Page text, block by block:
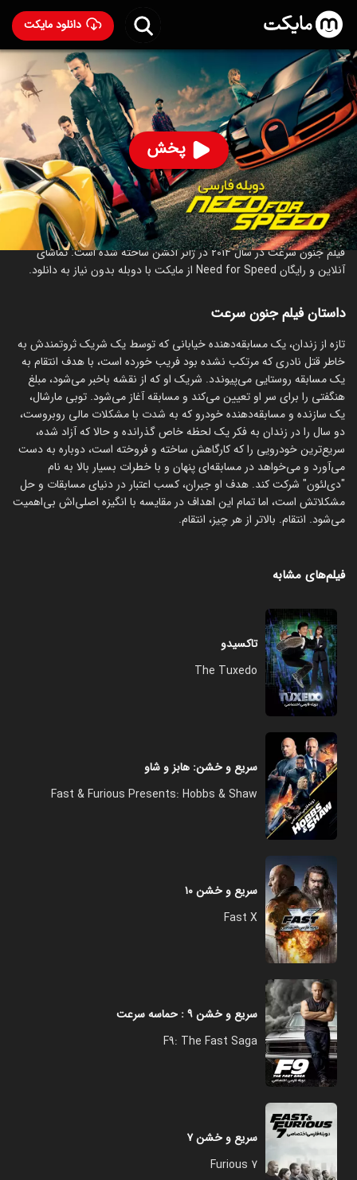
دانلود مایکت
پخش
فیلم جنون سرعت با دوبله فارسی- Need for Speed 2014
۱,۲۷۸ 95 ۶.۴
ساخت آمریکا سال 2014
رده سنی ۱۳+
اکشن
جنایی
درباره فیلم جنون سرعت
فیلم جنون سرعت در سال 2014 در ژانر اکشن ساخته شده است. تماشای
آنلاین و رایگان Need for Speed از مایکت با دوبله بدون نیاز به دانلود.
داستان فیلم جنون سرعت
تازہ از زندان، یک مسابقه‌دهنده خیابانی که توسط یک شریک ثروتمندش به
خاطر قتل نادری که مرتکب نشده بود فریب خورده است، با هدف انتقام به
یک مسابقه روستایی می‌پیوندد. شریک او که از نقشه باخبر می‌شود، مبلغ
هنگفتی را برای سر او تعیین می‌کند و مسابقه آغاز می‌شود. توبی مارشال،
یک سازنده و مسابقه‌دهنده خودرو که به شدت با مشکلات مالی روبروست،
دو سال را در زندان به فکر یک لحظه خاص گذرانده و حالا که آزاد شده،
سریع‌ترین خودرویی را که کارگاهش ساخته و فروخته است، دوباره به دست
می‌آورد و می‌خواهد در مسابقه‌ای پنهان و با خطرات بسیار بالا به نام
"دی‌لئون" شرکت کند. هدف او جبران، کسب اعتبار در دنیای مسابقات و حل
مشکلاتش است، اما تمام این اهداف در مقایسه با انگیزه اصلی‌اش بی‌اهمیت
می‌شود. انتقام. بالاتر از هر چیز، انتقام.
فیلم‌های مشابه
تاکسیدو
The Tuxedo
سریع و خشن: هابز و شاو
Fast & Furious Presents: Hobbs & Shaw
سریع و خشن ۱۰
Fast X
سریع و خشن ۹ : حماسه سرعت
F9: The Fast Saga
سریع و خشن ۷
Furious 7